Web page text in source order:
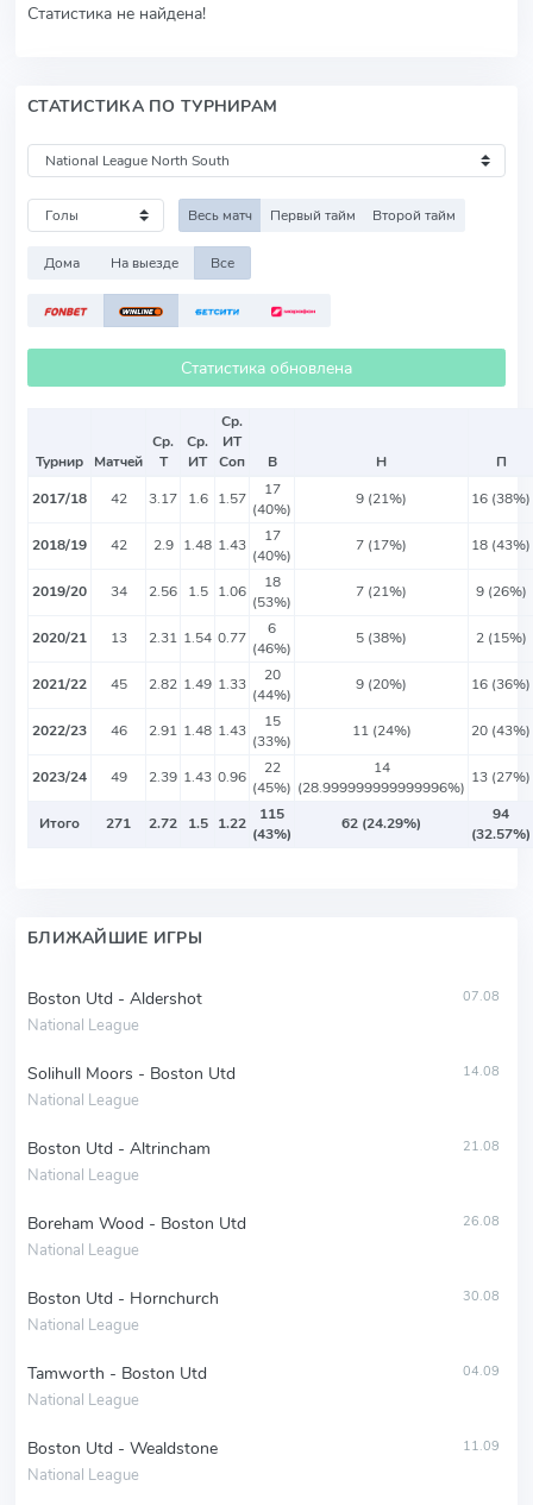
Статистика не найдена!
СТАТИСТИКА ПО ТУРНИРАМ
Весь матч Первый тайм Второй тайм
Дома На выезде Все
Статистика обновлена
Турнир Матчей
Ср.
Т
Ср.
ИТ
Ср.
ИТ
Соп
В Н
П
2017/18
42 3.17 1.6 1.57
17
(40%)
9 (21%) 16 (38%)
2018/19 42 2.9 1.48 1.43
17
(40%)
7 (17%) 18 (43%)
2019/20 34 2.56 1.5 1.06
18
(53%)
7 (21%) 9 (26%)
2020/21 13 2.31 1.54 0.77
6
(46%)
5 (38%) 2 (15%)
2021/22 45 2.82 1.49 1.33
20
(44%)
9 (20%) 16 (36%)
2022/23 46 2.91 1.48 1.43
15
(33%)
11 (24%) 20 (43%)
2023/24 49 2.39 1.43 0.96
22
(45%)
14
(28.999999999999996%)
13 (27%)
Итого 271 2.72 1.5 1.22
115
(43%)
62 (24.29%)
94
(32.57%)
БЛИЖАЙШИЕ ИГРЫ
Boston Utd - Aldershot
National League
07.08
Solihull Moors - Boston Utd
National League
14.08
Boston Utd - Altrincham
National League
21.08
Boreham Wood - Boston Utd
National League
26.08
Boston Utd - Hornchurch
National League
30.08
Tamworth - Boston Utd
National League
04.09
Boston Utd - Wealdstone
National League
11.09